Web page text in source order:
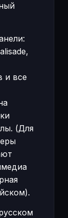
и все
(Для